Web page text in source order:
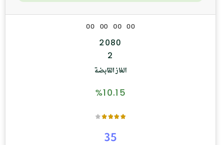
الغاز القابضة
%10.15
35
00 00 00 00
2080
2